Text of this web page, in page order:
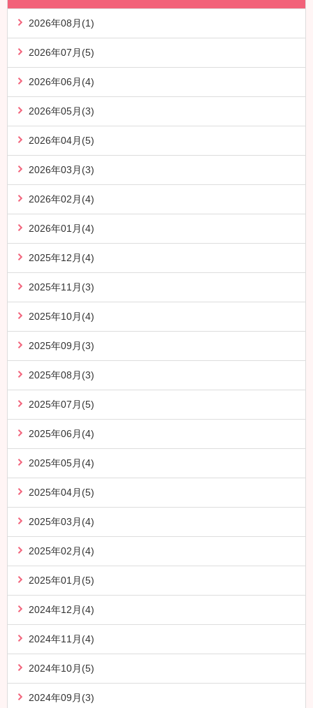
2026年08月(1)
2026年07月(5)
2026年06月(4)
2026年05月(3)
2026年04月(5)
2026年03月(3)
2026年02月(4)
2026年01月(4)
2025年12月(4)
2025年11月(3)
2025年10月(4)
2025年09月(3)
2025年08月(3)
2025年07月(5)
2025年06月(4)
2025年05月(4)
2025年04月(5)
2025年03月(4)
2025年02月(4)
2025年01月(5)
2024年12月(4)
2024年11月(4)
2024年10月(5)
2024年09月(3)